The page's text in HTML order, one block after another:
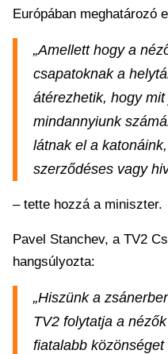
Európában meghatározó
„Amellett hogy a
csapatoknak a
átérezhetik, hogy
mindannyiunk
látnak el a
szerződéses vagy
– tette hozzá a miniszter.
Pavel Stanchev, a TV2
hangsúlyozta:
„Hiszünk a
TV2 folytatja a
fiatalabb